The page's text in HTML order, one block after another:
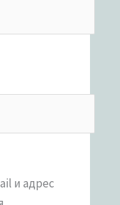
и адрес